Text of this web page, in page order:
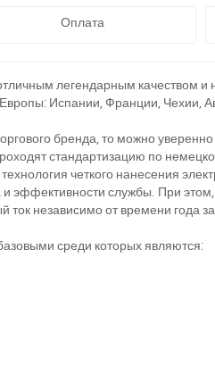
Оплата
легендарным качеством
Испании, Франции, Чехии,
бренда, то можно
стандартизацию по
четкого нанесения
эффективности службы. При
независимо от времени года
среди которых являются: